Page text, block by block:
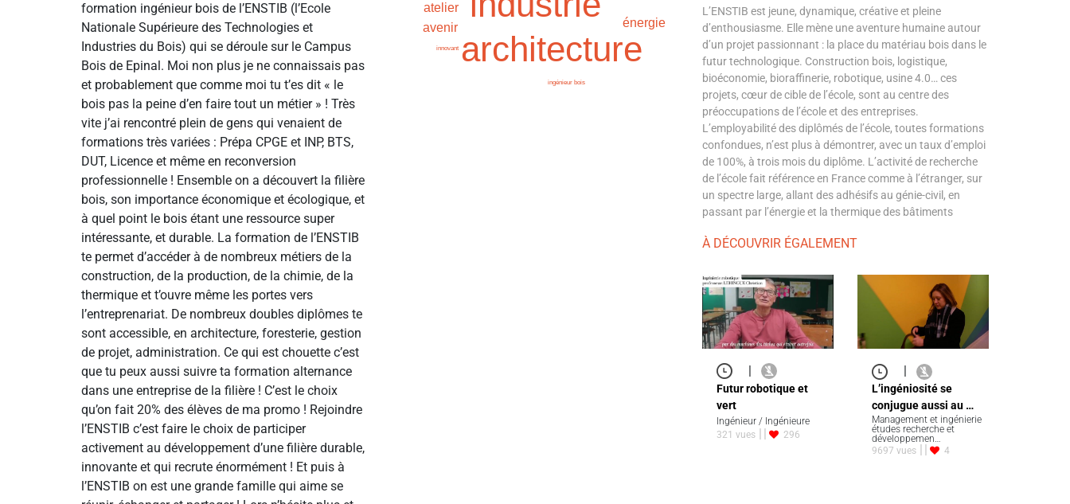
formation ingénieur bois de l’ENSTIB (l’Ecole
Nationale Supérieure des Technologies et
Industries du Bois) qui se déroule sur le Campus
Bois de Epinal. Moi non plus je ne connaissais pas
et probablement que comme moi tu t’es dit « le
bois pas la peine d’en faire tout un métier » ! Très
vite j’ai rencontré plein de gens qui venaient de
formations très variées : Prépa CPGE et INP, BTS,
DUT, Licence et même en reconversion
professionnelle ! Ensemble on a découvert la filière
bois, son importance économique et écologique, et
à quel point le bois étant une ressource super
intéressante, et durable. La formation de l’ENSTIB
te permet d’accéder à de nombreux métiers de la
construction, de la production, de la chimie, de la
thermique et t’ouvre même les portes vers
l’entreprenariat. De nombreux doubles diplômes te
sont accessible, en architecture, foresterie, gestion
de projet, administration. Ce qui est chouette c’est
que tu peux aussi suivre ta formation alternance
dans une entreprise de la filière ! C’est le choix
qu’on fait 20% des élèves de ma promo ! Rejoindre
l’ENSTIB c’est faire le choix de participer
activement au développement d’une filière durable,
innovante et qui recrute énormément ! Et puis à
l’ENSTIB on est une grande famille qui aime se
architecture
atelier
avenir
énergie
ingénieur bois
innovant
L’ENSTIB est jeune, dynamique, créative et pleine
d’enthousiasme. Elle mène une aventure humaine autour
d’un projet passionnant : la place du matériau bois dans le
futur technologique. Construction bois, logistique,
bioéconomie, bioraffinerie, robotique, usine 4.0… ces
projets, cœur de cible de l’école, sont au centre des
préoccupations de l’école et des entreprises.
L’employabilité des diplômés de l’école, toutes formations
confondues, n’est plus à démontrer, avec un taux d’emploi
de 100%, à trois mois du diplôme. L’activité de recherche
de l’école fait référence en France comme à l’étranger, sur
un spectre large, allant des adhésifs au génie-civil, en
passant par l’énergie et la thermique des bâtiments
À DÉCOUVRIR ÉGALEMENT
|
Futur robotique et
vert
Ingénieur / Ingénieure
321 vues
296
|
L’ingéniosité se
conjugue aussi au …
Management et ingénierie
études recherche et
développemen…
9697 vues
4